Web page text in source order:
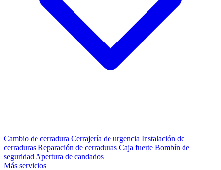
Cambio de cerradura Cerrajería de urgencia Instalación de
cerraduras Reparación de cerraduras Caja fuerte Bombín de
seguridad Apertura de candados
Más servicios